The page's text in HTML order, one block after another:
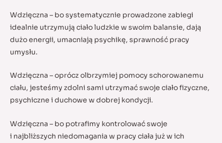
Wdzięczna – bo systematycznie prowadzone zabiegi
idealnie utrzymują ciało ludzkie w swoim balansie, dają
dużo energii, umacniają psychikę, sprawność pracy
umysłu.
Wdzięczna – oprócz olbrzymiej pomocy schorowanemu
ciału, jesteśmy zdolni sami utrzymać swoje ciało fizyczne,
psychiczne i duchowe w dobrej kondycji.
Wdzięczna – bo potrafimy kontrolować swoje
i najbliższych niedomagania w pracy ciała już w ich